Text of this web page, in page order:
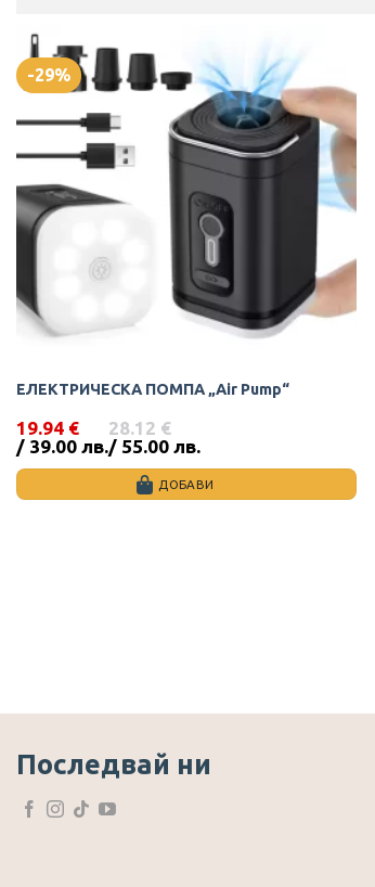
-29%
ЕЛЕКТРИЧЕСКА ПОМПА „Air Pump“
28.12 €
/ 55.00 лв.
Original
price
was:
28.12 €
19.94 €
/ 39.00 лв.
Текущата
цена
е:
19.94 €
ДОБАВИ
Последвай ни